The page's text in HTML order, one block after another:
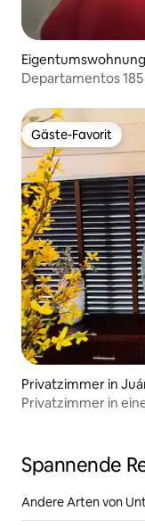
Departamentos 185
Gäste-Favorit
Gäste-Favorit
Privatzimmer in
Privatzimmer in
Spannende
Andere Arten von